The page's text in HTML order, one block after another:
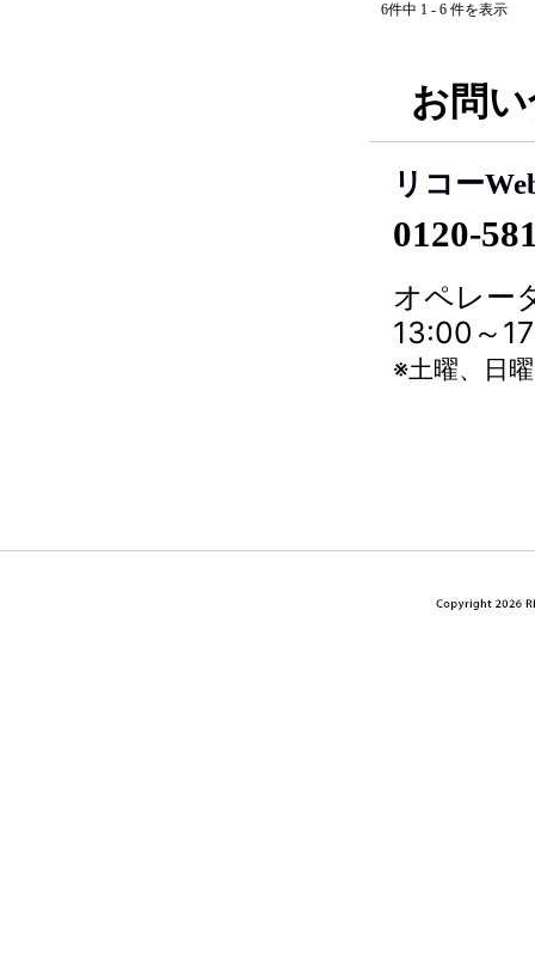
6件中 1 - 6 件を表示
お問
リコー
0120-
オペレー
13:00～
※土曜、日